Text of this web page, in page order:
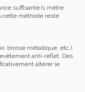
suffisante (1 mètre
cette méthode reste
brosse métallique, etc.),
anti-reflet. Des
altérer le